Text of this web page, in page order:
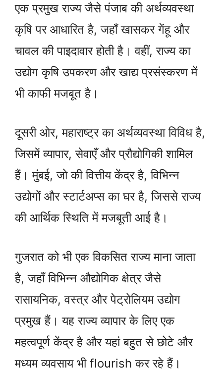
एक प्रमुख राज्य जैसे पंजाब की अर्थव्यवस्था
कृषि पर आधारित है, जहाँ खासकर गेंहू और
चावल की पाइदावार होती है। वहीं, राज्य का
उद्योग कृषि उपकरण और खाद्य प्रसंस्करण में
भी काफी मजबूत है।
दूसरी ओर, महाराष्ट्र का अर्थव्यवस्था विविध है,
जिसमें व्यापार, सेवाएँ और प्रौद्योगिकी शामिल
हैं। मुंबई, जो की वित्तीय केंद्र है, विभिन्न
उद्योगों और स्टार्टअप्स का घर है, जिससे राज्य
की आर्थिक स्थिति में मजबूती आई है।
गुजरात को भी एक विकसित राज्य माना जाता
है, जहाँ विभिन्न औद्योगिक क्षेत्र जैसे
रासायनिक, वस्त्र और पेट्रोलियम उद्योग
प्रमुख हैं। यह राज्य व्यापार के लिए एक
महत्वपूर्ण केंद्र है और यहां बहुत से छोटे और
मध्यम व्यवसाय भी flourish कर रहे हैं।